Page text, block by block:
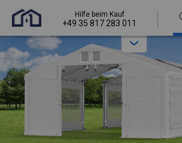
Hilfe beim Kauf
+49 35 817 283 011